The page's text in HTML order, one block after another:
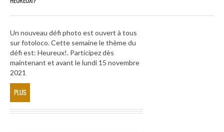
Un nouveau défi photo est ouvert à tous
sur fotoloco. Cette semaine le thème du
défi est: Heureux!. Participez dès
maintenant et avant le lundi 15 novembre
2021
PLUS